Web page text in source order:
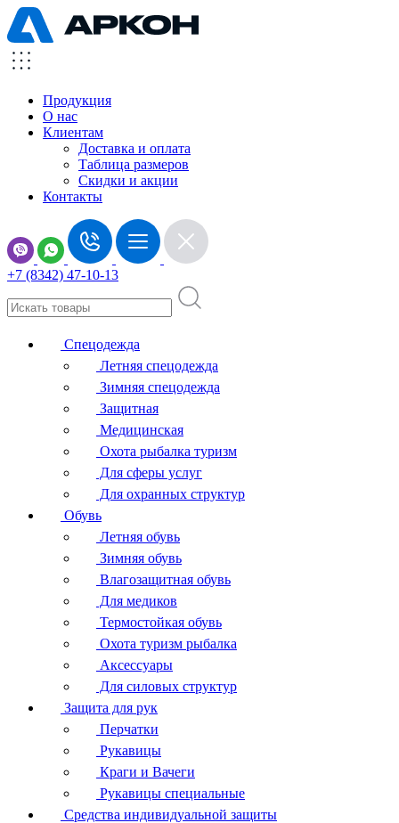
Продукция
О нас
Клиентам
Доставка и оплата
Таблица размеров
Скидки и акции
Контакты
+7 (8342) 47-10-13
Спецодежда
Летняя спецодежда
Зимняя спецодежда
Защитная
Медицинская
Охота рыбалка туризм
Для сферы услуг
Для охранных структур
Обувь
Летняя обувь
Зимняя обувь
Влагозащитная обувь
Для медиков
Термостойкая обувь
Охота туризм рыбалка
Аксессуары
Для силовых структур
Защита для рук
Перчатки
Рукавицы
Краги и Вачеги
Рукавицы специальные
Средства индивидуальной защиты